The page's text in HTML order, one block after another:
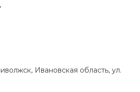
Ивановская область, ул.